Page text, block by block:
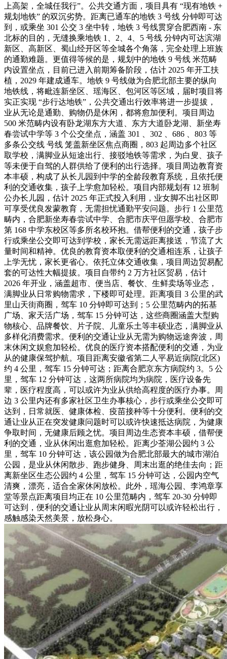
上高架，全城任我行”。公共交通方面，项目具有 “现有地铁 +
规划地铁” 的双沉劣势。距离已通车的地铁 3 号线 分钟即可达
到，或乘坐 301 公交 3 坐中转，地铁 3 号线贯穿合肥西南 - 东
北标的目的，无缝换乘地铁 1、2、4、5 号线 分钟内可达滨湖
新区、高新区、蜀山经开区等全城各个角落，完全处理上班族
的通勤难题。更值得等候的是，规划中的地铁 9 号线 米范畴
内设置坐点，目前已进入前期筹备阶段，估计 2025 年开工扶
植，2029 年建成通车。地铁 9 号线做为合肥北部主要的纵向
地铁线，将毗连新坐区、瑶海区、包河区等区域，届时项目将
实正实现 “步行达地铁”，公共交通出行效率将进一步提拔，
业从无论是通勤、购物仍是休闲，都将愈加便利。项目周边
500 米范畴内设有卧龙湖东方大道、东方大道卧龙湖、新坐寿
春尝试中学等 3 个公交坐点，涵盖 301 、302 、686 、803 等
多条公交线 号线 笼盖新坐区焦点商圈，803 起周边多个社区
取学校，满脚业从短途出行、接驳地铁等需求，为白叟、孩子
等未便于自驾的人群供给了便利的出行选择。项目周边教育资
本丰硕，构成了从长儿园到中学的全龄段教育系统，且依托便
利的交通收集，孩子上学愈加轻松。项目内部规划有 12 班制
公办长儿园，估计 2025 年正式投入利用，业女脚不出社区即
可享受优良发蒙教育，无需担忧通勤平安问题。步行 1 公里范
畴内，合肥新坐寿春尝试中学、合肥市庆平但愿学校、合肥市
第 168 中学东校区等多所名校环抱。借帮便利的交通，孩子步
行或乘坐公交即可达到学校，家长无需远距离接送，节流了大
量时间和精神。优良的教育资本取便利的交通相连系，让孩子
上学无忧，家长更省心。依托立体交通收集，项目周边贸易配
套的可达性大幅提拔。项目自带约 2 万方社区贸易，估计
2026 年开业，涵盖超市、便当店、餐饮、生鲜卖场等业态，
满脚业从日常购物需求，下楼即可处理。距离项目 3 公里的武
里山天街商圈，驾车 10 分钟即可达到；5 公里范畴内的拓基
广场、家天活广场，驾车 15 分钟可达，这些商圈涵盖大型购
物核心、品牌餐饮、片子院、儿童乐土等丰硕业态，满脚业从
多样化消费需求。便利的交通让业从无需为购物远途奔波，周
末休闲文娱愈加轻松。优良的医疗资本搭配便利的交通，为业
从的健康保驾护航。项目距离安徽省第二人平易近病院(北区)
约 4 公里，驾车 15 分钟可达；距离合肥京东方病院约 3。5 公
里，驾车 12 分钟可达，这两所病院均为病院，医疗设备先
辈，医疗程度高，可以或许为业从供给高程度的医疗办事。周
边 3 公里内还有多家社区卫生办事核心，步行或乘坐公交即可
达到，日常就医、健康体检、疫苗接种等十分便利。便利的交
通让业从正在突发健康问题时可以或许快速抵达病院，为健康
争取时间，无健康后顾之忧。项目周边生态资本丰硕，借帮便
利的交通，业从休闲出逛愈加轻松。距离少荃湖公园约 3 公
里，驾车 10 分钟可达，该公园做为合肥北部最大的城市湖泊
公园，是业从休闲散步、跑步健身、周末出逛的绝佳去向；距
离新坐区生态公园约 4 公里，驾车 15 分钟可达，公园内空气
清爽，漂亮，适合全家休闲放松。此外，瑶海公园、李鸿章享
堂等景点距离项目均正在 10 公里范畴内，驾车 20-30 分钟即
可达到，便利的交通让业从周末闲暇光阴可以或许轻松出行，
感触感染天然美景，放松身心。